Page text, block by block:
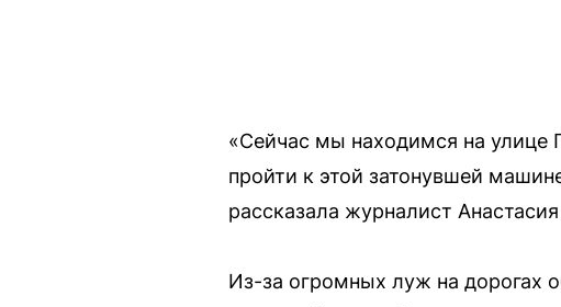
«Сейчас мы находимся на улице
пройти к этой затонувшей
рассказала журналист
Из-за огромных луж на дорогах